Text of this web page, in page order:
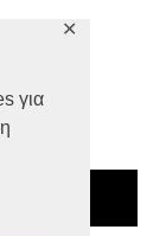
για
✕